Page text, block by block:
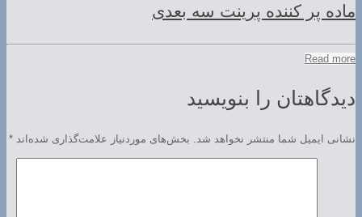
ماده پر کننده پرینت سه بعدی
Read more
دیدگاهتان را بنویسید
نشانی ایمیل شما منتشر نخواهد شد. بخش‌های موردنیاز علامت‌گذاری شده‌اند *